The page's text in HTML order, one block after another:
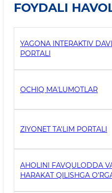
FOYDALI
YAGONA INTERAKTIV
PORTALI
OCHIQ MAʼLUMOTLAR
ZIYONET TA'LIM PORTALI
AHOLINI FAVQULODDA
HARAKAT QILISHGA